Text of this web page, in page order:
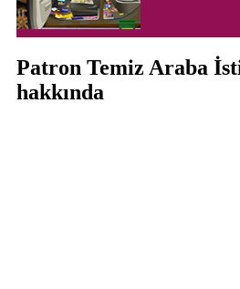
Patron Temiz Araba
hakkında